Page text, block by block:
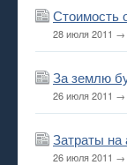
Стоимость
28 июля 2011 →
За землю
26 июля 2011 →
Затраты на
26 июля 2011 →